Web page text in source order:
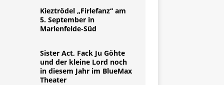
Kieztrödel „Firlefanz“ am
5. September in
Marienfelde-Süd
Sister Act, Fack Ju Göhte
und der kleine Lord noch
in diesem Jahr im BlueMax
Theater